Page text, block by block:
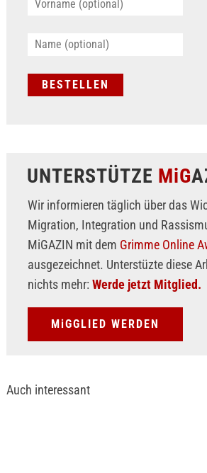
UNTERSTÜTZE MiG
Wir informieren täglich über das
Migration, Integration und
MiGAZIN mit dem Grimme Online
ausgezeichnet. Unterstüzte diese
nichts mehr: Werde jetzt Mitglied.
MiGGLIED WERDEN
Auch interessant